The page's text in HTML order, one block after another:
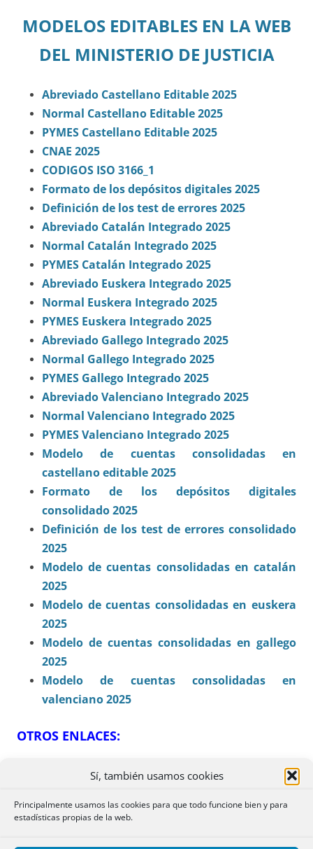
Sí, también usamos cookies
Principalmente usamos las cookies para que todo funcione bien y para
estadísticas propias de la web.
MODELOS EDITABLES EN LA WEB
DEL MINISTERIO DE JUSTICIA
Abreviado Castellano Editable 2025
Normal Castellano Editable 2025
PYMES Castellano Editable 2025
CNAE 2025
CODIGOS ISO 3166_1
Formato de los depósitos digitales 2025
Definición de los test de errores 2025
Abreviado Catalán Integrado 2025
Normal Catalán Integrado 2025
PYMES Catalán Integrado 2025
Abreviado Euskera Integrado 2025
Normal Euskera Integrado 2025
PYMES Euskera Integrado 2025
Abreviado Gallego Integrado 2​025
Normal Gallego Integrad​​o 2025
PYMES Gallego Integrado 2025
Abreviado Valenciano Integrado 2025
Normal Valenciano Integrado 2025
​PYMES Valenciano Integrado 2025
​Modelo de cuentas consolidadas en
castellano editable 2025
Formato de los depósitos digitales
consolidado 2025
Definición de los test de errores consolidado
2025
Modelo de cuentas consolidadas en catalán
2025
Modelo de cuentas consolidadas en euskera
2025
Modelo de cuentas consolidadas en gallego
2025
Modelo de cuentas consolidadas en
valenciano 2025
OTROS ENLACES:
ORDEN CUENTAS ORDINARIAS:TEXTO EN PDF
ORDEN CUENTAS CONSOLIDADAS:TEXTO EN